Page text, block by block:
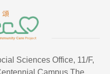
Sciences Office, 11/F,